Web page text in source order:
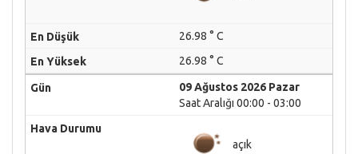
26.98 ° C
26.98 ° C
09 Ağustos 2026 Pazar
Saat Aralığı 00:00 - 03:00
açık